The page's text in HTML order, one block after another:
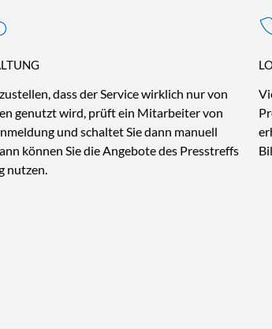
dass der Service wirklich nur von
genutzt wird, prüft ein Mitarbeiter von
und schaltet Sie dann manuell
können Sie die Angebote des Presstreffs
nutzen.